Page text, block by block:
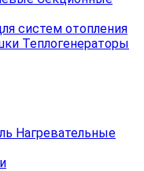
систем отопления
Теплогенераторы
Нагревательные